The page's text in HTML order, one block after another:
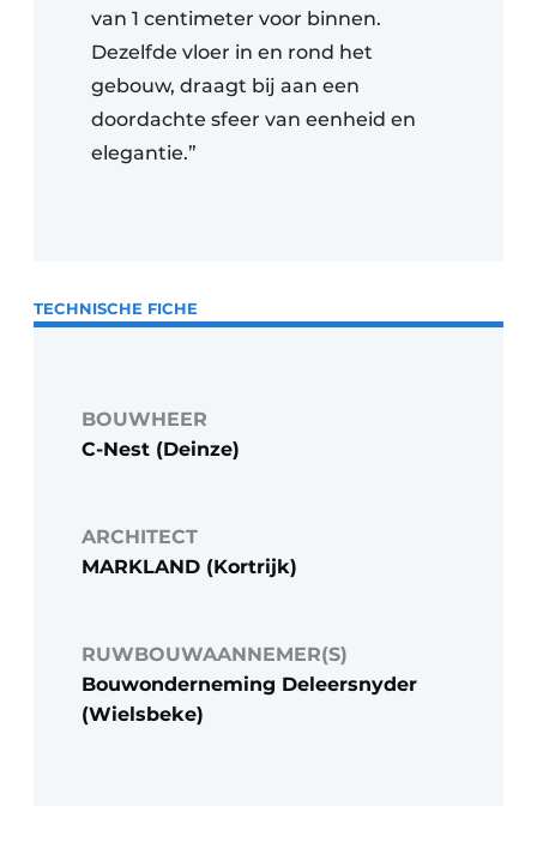
van 1 centimeter voor binnen.
Dezelfde vloer in en rond het
gebouw, draagt bij aan een
doordachte sfeer van eenheid en
elegantie.”
TECHNISCHE FICHE
BOUWHEER
C-Nest (Deinze)
ARCHITECT
MARKLAND (Kortrijk)
RUWBOUWAANNEMER(S)
Bouwonderneming Deleersnyder
(Wielsbeke)